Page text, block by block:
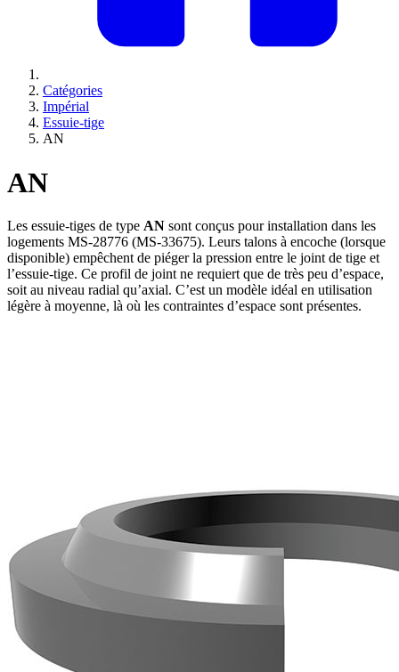
Catégories
Impérial
Essuie-tige
AN
AN
Les essuie-tiges de type AN sont conçus pour installation dans les
logements MS-28776 (MS-33675). Leurs talons à encoche (lorsque
disponible) empêchent de piéger la pression entre le joint de tige et
l’essuie-tige. Ce profil de joint ne requiert que de très peu d’espace,
soit au niveau radial qu’axial. C’est un modèle idéal en utilisation
légère à moyenne, là où les contraintes d’espace sont présentes.